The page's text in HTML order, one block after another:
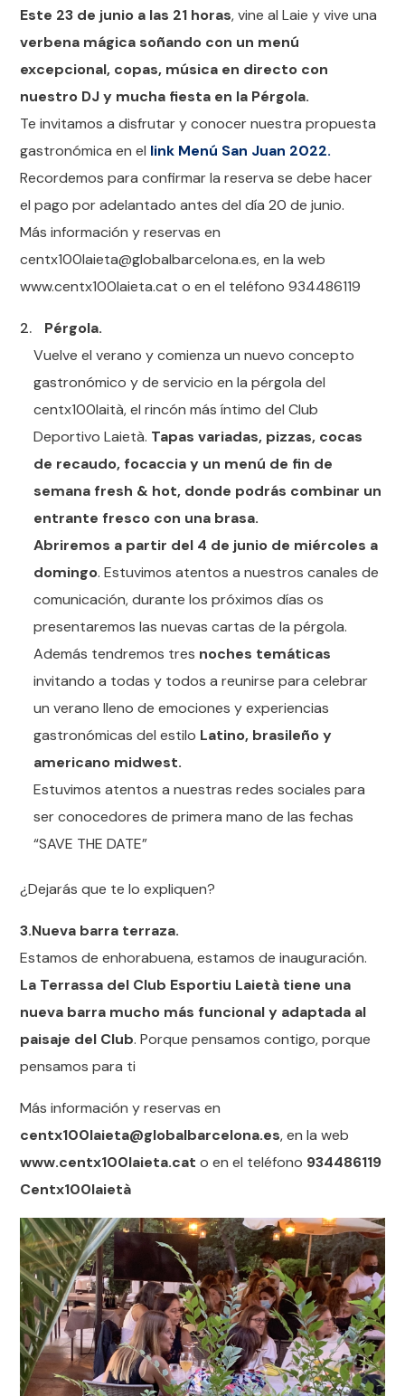
Este 23 de junio a las 21 horas, vine al Laie y vive una
verbena mágica soñando con un menú
excepcional, copas, música en directo con
nuestro DJ y mucha fiesta en la Pérgola.
Te invitamos a disfrutar y conocer nuestra propuesta
gastronómica en el link Menú San Juan 2022.
Recordemos para confirmar la reserva se debe hacer
el pago por adelantado antes del día 20 de junio.
Más información y reservas en
centx100laieta@globalbarcelona.es, en la web
www.centx100laieta.cat o en el teléfono 934486119
Pérgola.
Vuelve el verano y comienza un nuevo concepto
gastronómico y de servicio en la pérgola del
centx100laità, el rincón más íntimo del Club
Deportivo Laietà. Tapas variadas, pizzas, cocas
de recaudo, focaccia y un menú de fin de
semana fresh & hot, donde podrás combinar un
entrante fresco con una brasa.
Abriremos a partir del 4 de junio de miércoles a
domingo. Estuvimos atentos a nuestros canales de
comunicación, durante los próximos días os
presentaremos las nuevas cartas de la pérgola.
Además tendremos tres noches temáticas
invitando a todas y todos a reunirse para celebrar
un verano lleno de emociones y experiencias
gastronómicas del estilo Latino, brasileño y
americano midwest.
Estuvimos atentos a nuestras redes sociales para
ser conocedores de primera mano de las fechas
“SAVE THE DATE”
¿Dejarás que te lo expliquen?
3.Nueva barra terraza.
Estamos de enhorabuena, estamos de inauguración.
La Terrassa del Club Esportiu Laietà tiene una
nueva barra mucho más funcional y adaptada al
paisaje del Club. Porque pensamos contigo, porque
pensamos para ti
Más información y reservas en
centx100laieta@globalbarcelona.es, en la web
www.centx100laieta.cat o en el teléfono 934486119
Centx100laietà